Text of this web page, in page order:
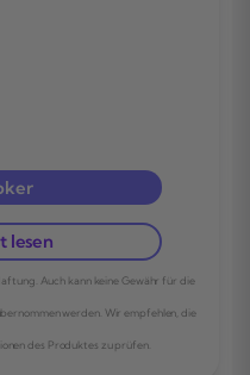
lesen
Auch kann keine Gewähr für die
werden. Wir empfehlen, die
des Produktes zu prüfen.